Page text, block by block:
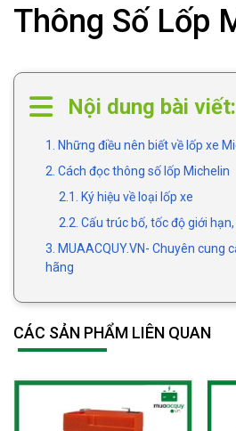
Thông Số Lốp
Nội dung bài viết:
1. Những điều nên biết về lốp xe
2. Cách đọc thông số lốp Michelin
2.1. Ký hiệu về loại lốp xe
2.2. Cấu trúc bố, tốc độ giới
3. MUAACQUY.VN- Chuyên cung
hãng
CÁC SẢN PHẨM LIÊN QUAN